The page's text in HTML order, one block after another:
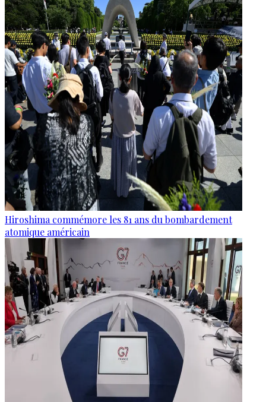
Hiroshima commémore les 81 ans du bombardement
atomique américain